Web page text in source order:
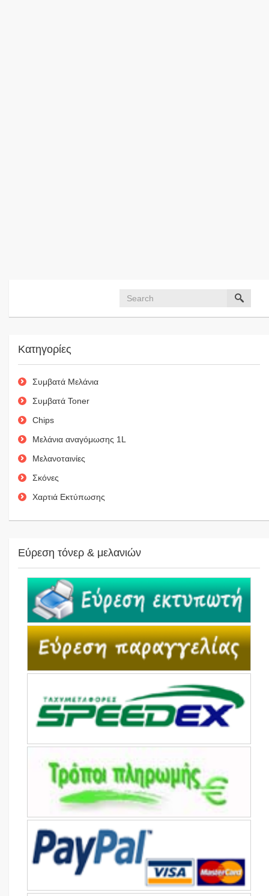
Κατηγορίες
Συμβατά Μελάνια
Συμβατά Toner
Chips
Μελάνια αναγόμωσης 1L
Μελανοταινίες
Σκόνες
Χαρτιά Εκτύπωσης
Εύρεση τόνερ & μελανιών